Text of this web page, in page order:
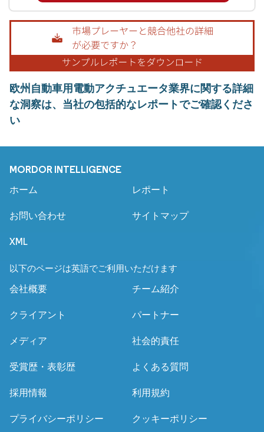
欧州自動車用電動アクチュエータ業界に関する詳細
な洞察は、当社の包括的なレポートでご確認くださ
い
MORDOR INTELLIGENCE
ホーム レポート
お問い合わせ サイトマップ
XML
以下のページは英語でご利用いただけます
会社概要 チーム紹介
クライアント パートナー
メディア 社会的責任
受賞歴・表彰歴 よくある質問
採用情報 利用規約
プライバシーポリシー クッキーポリシー